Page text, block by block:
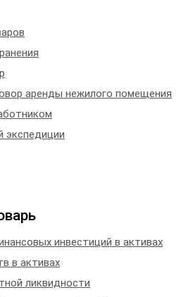
аренды нежилого помещения
экспедиции
инвестиций в активах
в активах
ликвидности